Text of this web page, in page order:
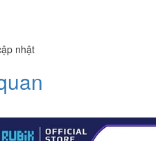
nhật